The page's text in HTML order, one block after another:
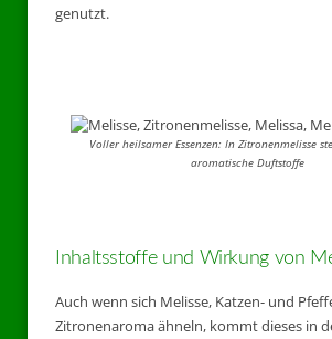
genutzt.
Voller heilsamer Essenzen: In Zitronenmelisse
aromatische Duftstoffe
Inhaltsstoffe und Wirkung von
Auch wenn sich Melisse, Katzen- und
Zitronenaroma ähneln, kommt dieses in